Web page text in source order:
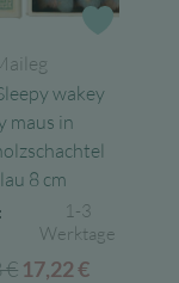
wakey
maus in
8 cm
1-3
Werktage
€ Ursprünglicher
17,22€